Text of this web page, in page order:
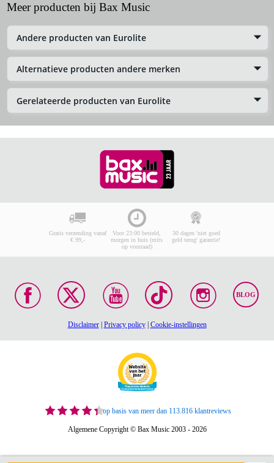
Meer producten bij Bax Music
Andere producten van Eurolite
Alternatieve producten andere merken
Gerelateerde producten van Eurolite
Gratis verzending vanaf
€ 99,-
Voor 23:00 besteld,
morgen in huis (mits
op voorraad)
30 dagen 'niet goed
geld terug' garantie!
BLOG
Disclaimer| Privacy policy| Cookie-instellingen
op basis van meer dan 113.816 klantreviews
Algemene Copyright © Bax Music 2003 - 2026